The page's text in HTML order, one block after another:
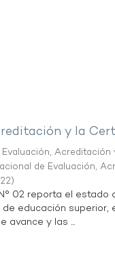
y la
de Evaluación,
)
02 reporta el
educación superior,
avance y las ...